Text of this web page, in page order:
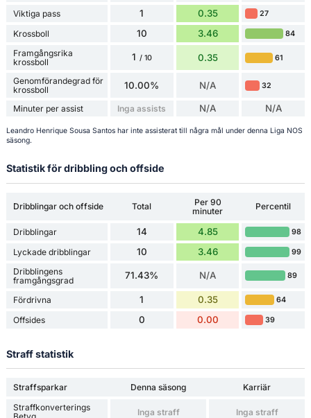
Viktiga pass 1 0.35 27
Krossboll 10 3.46 84
Framgångsrika
krossboll
1 / 10 0.35 61
Genomförandegrad för
krossboll
10.00% N/A 32
Minuter per assist Inga assists N/A N/A
Leandro Henrique Sousa Santos har inte assisterat till några mål under denna Liga NOS
säsong.
Statistik för dribbling och offside
Dribblingar och offside Total
Per 90
minuter
Percentil
Dribblingar 14 4.85 98
Lyckade dribblingar 10 3.46 99
Dribblingens
framgångsgrad
71.43% N/A 89
Fördrivna 1 0.35 64
Offsides 0 0.00 39
Straff statistik
Straffsparkar Denna säsong
Karriär
Straffkonverterings
Inga straff Inga straff